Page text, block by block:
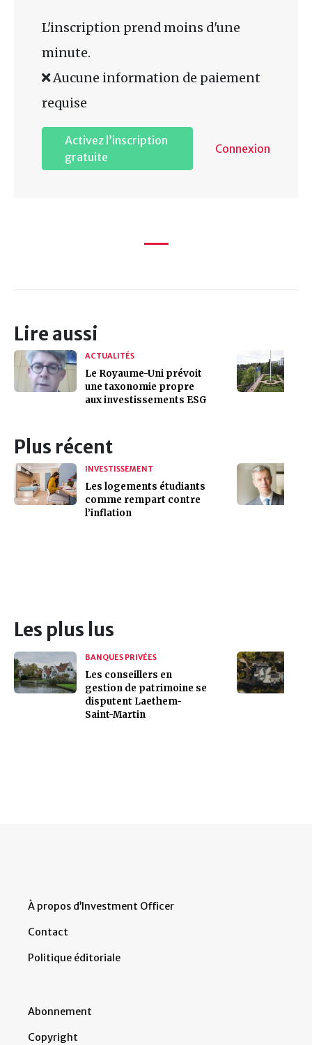
L'inscription prend moins d'une
minute.
Aucune information de paiement
requise
Activez l’inscription
gratuite
Connexion
Lire aussi
ACTUALITÉS
Le Royaume-Uni prévoit
une taxonomie propre
aux investissements ESG
Plus récent
INVESTISSEMENT
Les logements étudiants
comme rempart contre
l’inflation
Les plus lus
BANQUES PRIVÉES
Les conseillers en
gestion de patrimoine se
disputent Laethem-
Saint-Martin
À propos d’Investment Officer
Contact
Politique éditoriale
Abonnement
Copyright